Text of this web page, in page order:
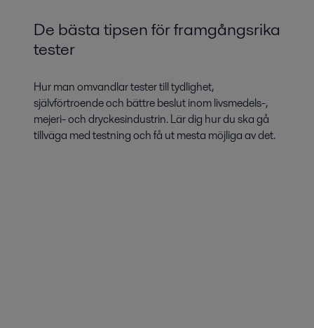
De bästa tipsen för framgångsrika
tester
Hur man omvandlar tester till tydlighet,
självförtroende och bättre beslut inom livsmedels-,
mejeri- och dryckesindustrin. Lär dig hur du ska gå
tillväga med testning och få ut mesta möjliga av det.